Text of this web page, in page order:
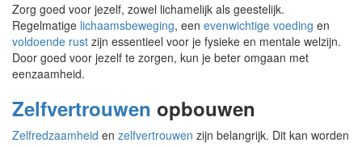
Zorg goed voor jezelf, zowel lichamelijk als geestelijk.
Regelmatige lichaamsbeweging, een evenwichtige voeding en
voldoende rust zijn essentieel voor je fysieke en mentale welzijn.
Door goed voor jezelf te zorgen, kun je beter omgaan met
eenzaamheid.
Zelfvertrouwen opbouwen
Zelfredzaamheid en zelfvertrouwen zijn belangrijk. Dit kan worden